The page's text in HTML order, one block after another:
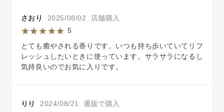
さおり 2025/08/02 店舗購入
5
とても癒やされる香りです。いつも持ち歩いていてリフ
レッシュしたいときに使っています。サラサラになるし
気持良いのでお気に入りです。
りり2024/08/21 通販で購入